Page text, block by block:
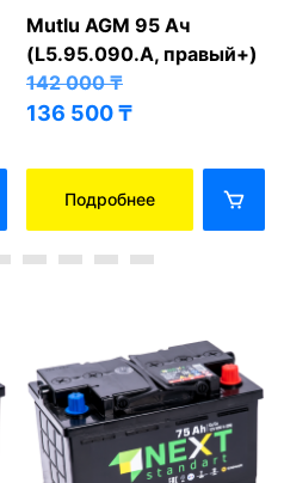
Mutlu AGM 95 Ач
(L5.95.090.A, правый+)
142 000₸
136 500₸
Подробнее